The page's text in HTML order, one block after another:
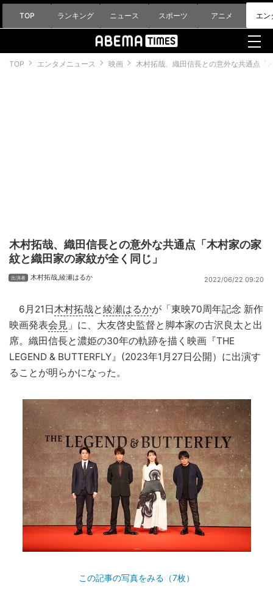
TOP ランキング ニュース スポーツ アニメ エン
TOP エンタメニュース 映画 木村拓哉、織田信長との意外な共通点「
木村拓哉、織田信長との意外な共通点「木村家の家
紋と織田家の家紋が全く同じ」
木村拓哉,綾瀬はるか 2022/06/22 09:20
6月21日 木村拓哉と綾瀬はるかが「東映70周年記念 新作
映画発表会見 」に、大友啓史監督と脚本家の古沢良太と出
席。織田信長と濃姫の30年の軌跡を描く映画『THE
LEGEND & BUTTERFLY』(2023年1月27日公開）に出演す
ることが明らかになった。
この記事の写真をみる（7枚）